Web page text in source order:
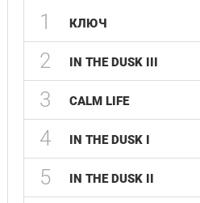
1 КЛЮЧ
2 IN THE DUSK III
3 CALM LIFE
4 IN THE DUSK I
5 IN THE DUSK II